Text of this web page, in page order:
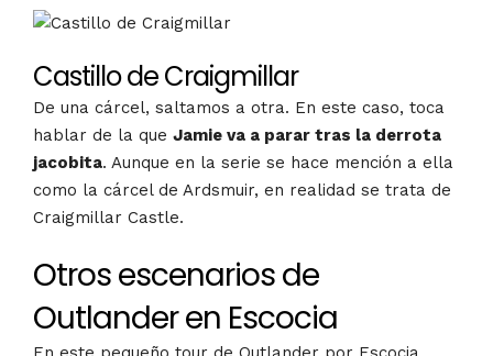
Castillo de Craigmillar
De una cárcel, saltamos a otra. En este caso, toca
hablar de la que Jamie va a parar tras la derrota
jacobita. Aunque en la serie se hace mención a ella
como la cárcel de Ardsmuir, en realidad se trata de
Craigmillar Castle.
Otros escenarios de
Outlander en Escocia